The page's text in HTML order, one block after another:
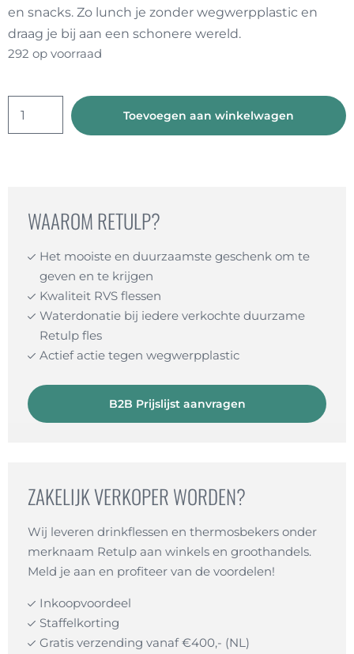
en snacks. Zo lunch je zonder wegwerpplastic en
draag je bij aan een schonere wereld.
292 op voorraad
lunchwrap
Toevoegen aan winkelwagen
WAAROM RETULP?
Het mooiste en duurzaamste geschenk om te
geven en te krijgen
Kwaliteit RVS flessen
Waterdonatie bij iedere verkochte duurzame
Retulp fles
Actief actie tegen wegwerpplastic
B2B Prijslijst aanvragen
ZAKELIJK VERKOPER WORDEN?
Wij leveren drinkflessen en thermosbekers onder
merknaam Retulp aan winkels en groothandels.
Meld je aan en profiteer van de voordelen!
Inkoopvoordeel
Staffelkorting
Gratis verzending vanaf €400,- (NL)